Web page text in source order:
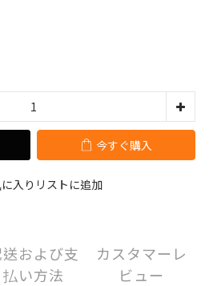
今すぐ購入
入りリストに追加
および支
払い方法
カスタマーレ
ビュー